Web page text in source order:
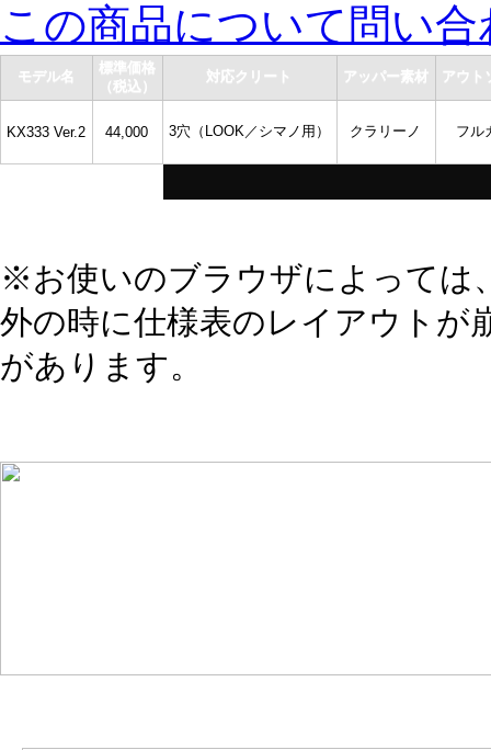
この商品について問い
モデル名
標準価格
（税込）
対応クリート アッパー素材 アウト
モデル名
標準価格
（税込）
対応クリート アッパー素材 アウト
モデル名
標準価格
（税込）
対応クリート アッパー素材 アウト
KX333 Ver.2 44,000 3穴（LOOK／シマノ用） クラリーノ フル
モデル名
標準価格
（税込）
対応クリート アッパー素材 アウト
KX333 Ver.2 44,000 3穴（LOOK／シマノ用） クラリーノ フル
※お使いのブラウザによっては
外の時に仕様表のレイアウトが
があります。